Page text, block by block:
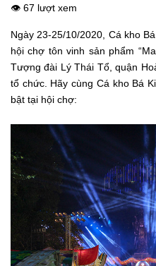
👁️ 67 lượt xem
Ngày 23-25/10/2020, Cá kho
hội chợ tôn vinh sản phẩm
Tượng đài Lý Thái Tổ, quận
tổ chức. Hãy cùng Cá kho Bá
bật tại hội chợ: